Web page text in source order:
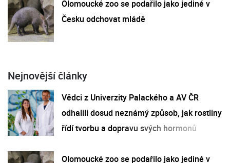
Olomoucké zoo se podařilo jako jediné v
Česku odchovat mládě
Nejnovější články
Vědci z Univerzity Palackého a AV ČR
odhalili dosud neznámý způsob, jak rostliny
řídí tvorbu a dopravu svých hormonů
Olomoucké zoo se podařilo jako jediné v